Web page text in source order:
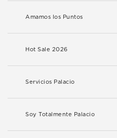
Amamos los Puntos
Hot Sale 2026
Servicios Palacio
Soy Totalmente Palacio